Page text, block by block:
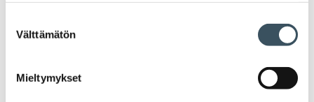
valinta
Välttämätön
Mieltymykset
käytännön keinoja sovittaa työ ja perhe-
perheystävällisempään suuntaan, mikä